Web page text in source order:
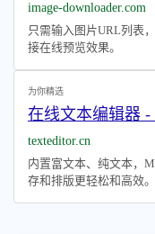
image-downloader.com
只需输入图片URL列表
接在线预览效果。
为你精选
在线文本编辑器
texteditor.cn
内置富文本、纯文本，
存和排版更轻松和高效。